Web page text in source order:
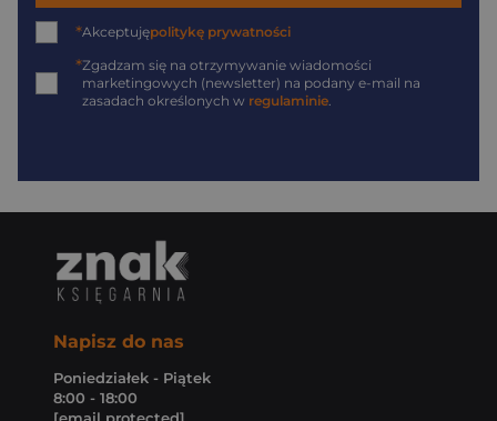
*Akceptujępolitykę prywatności
*Zgadzam się na otrzymywanie wiadomości
marketingowych (newsletter) na podany e-mail na
zasadach określonych w regulaminie
Napisz do nas
Poniedziałek - Piątek
8:00 - 18:00